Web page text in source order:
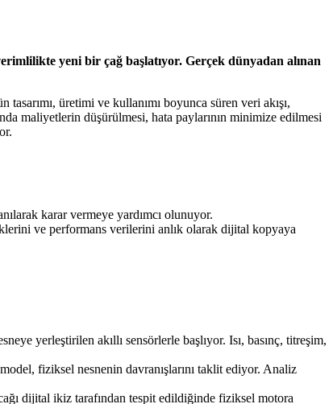
yeni bir çağ başlatıyor. Gerçek dünyadan alınan
üretimi ve kullanımı boyunca süren veri akışı,
maliyetlerin düşürülmesi, hata paylarının minimize edilmesi
karar vermeye yardımcı olunuyor.
ve performans verilerini anlık olarak dijital kopyaya
yerleştirilen akıllı sensörlerle başlıyor. Isı, basınç, titreşim,
fiziksel nesnenin davranışlarını taklit ediyor. Analiz
dijital ikiz tarafından tespit edildiğinde fiziksel motora